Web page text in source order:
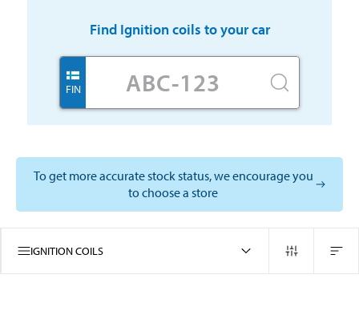
Find Ignition coils to your car
FIN
To get more accurate stock status, we encourage you
to choose a store
IGNITION COILS